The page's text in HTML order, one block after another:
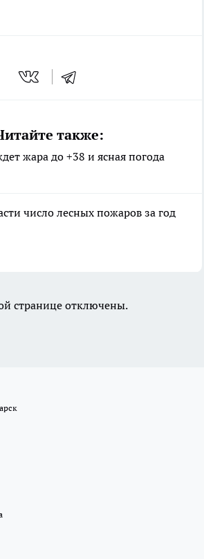
также:
жара до +38 и ясная погода
число лесных пожаров за год
странице отключены.